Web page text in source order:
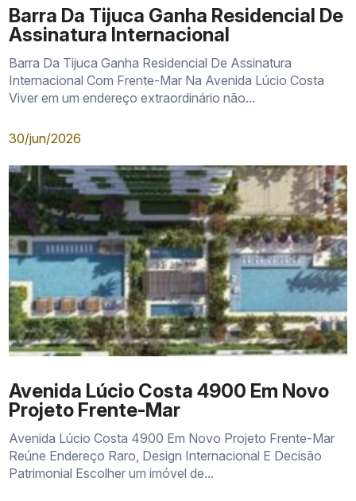
Barra Da Tijuca Ganha Residencial De
Assinatura Internacional
Barra Da Tijuca Ganha Residencial De Assinatura
Internacional Com Frente-Mar Na Avenida Lúcio Costa
Viver em um endereço extraordinário não...
30/jun/2026
Avenida Lúcio Costa 4900 Em Novo
Projeto Frente-Mar
Avenida Lúcio Costa 4900 Em Novo Projeto Frente-Mar
Reúne Endereço Raro, Design Internacional E Decisão
Patrimonial Escolher um imóvel de...